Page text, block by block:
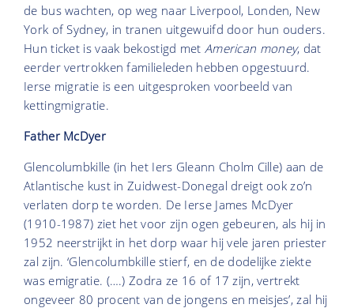
de bus wachten, op weg naar Liverpool, Londen, New
York of Sydney, in tranen uitgewuifd door hun ouders.
Hun ticket is vaak bekostigd met American money, dat
eerder vertrokken familieleden hebben opgestuurd.
Ierse migratie is een uitgesproken voorbeeld van
kettingmigratie.
Father McDyer
Glencolumbkille (in het Iers Gleann Cholm Cille) aan de
Atlantische kust in Zuidwest-Donegal dreigt ook zo’n
verlaten dorp te worden. De Ierse James McDyer
(1910-1987) ziet het voor zijn ogen gebeuren, als hij in
1952 neerstrijkt in het dorp waar hij vele jaren priester
zal zijn. ‘Glencolumbkille stierf, en de dodelijke ziekte
was emigratie. (….) Zodra ze 16 of 17 zijn, vertrekt
ongeveer 80 procent van de jongens en meisjes’, zal hij